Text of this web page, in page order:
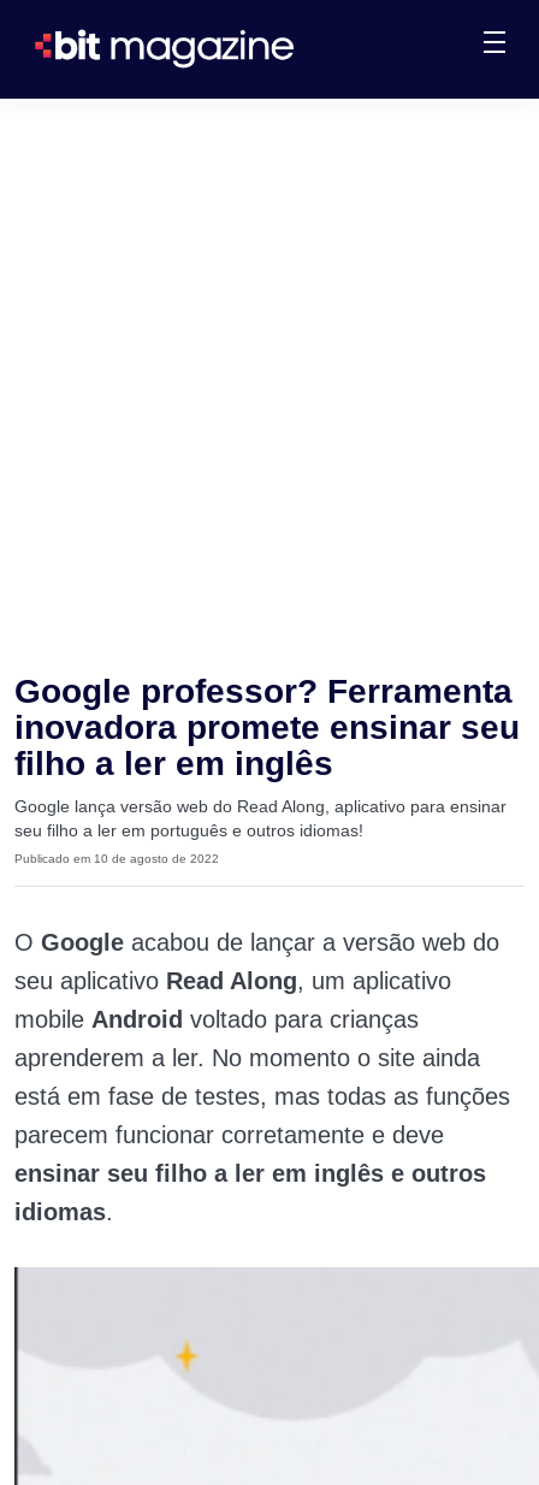
Google professor? Ferramenta
inovadora promete ensinar seu
filho a ler em inglês
Google lança versão web do Read Along, aplicativo para ensinar
seu filho a ler em português e outros idiomas!
Publicado em 10 de agosto de 2022
O Google acabou de lançar a versão web do
seu aplicativo Read Along, um aplicativo
mobile Android voltado para crianças
aprenderem a ler. No momento o site ainda
está em fase de testes, mas todas as funções
parecem funcionar corretamente e deve
ensinar seu filho a ler em inglês e outros
idiomas.